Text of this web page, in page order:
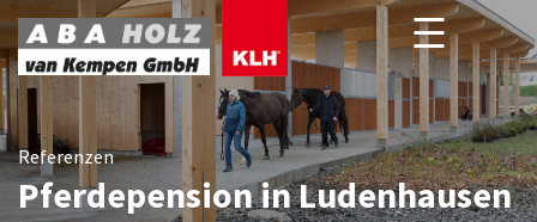
Unsere Projekte deutschlandweit
Referenzen
Referenzen
Pferdepension in Ludenhausen